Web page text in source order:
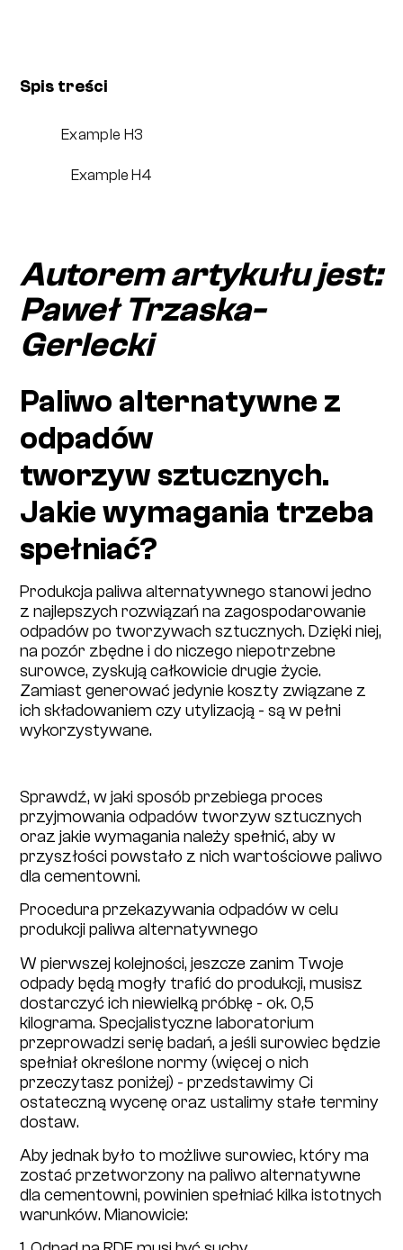
Spis treści
Example H3
Example H4
Autorem artykułu jest:
Paweł Trzaska-
Gerlecki
Paliwo alternatywne z
odpadów
tworzyw sztucznych.
Jakie wymagania trzeba
spełniać?
Produkcja paliwa alternatywnego stanowi jedno
z najlepszych rozwiązań na zagospodarowanie
odpadów po tworzywach sztucznych. Dzięki niej,
na pozór zbędne i do niczego niepotrzebne
surowce, zyskują całkowicie drugie życie.
Zamiast generować jedynie koszty związane z
ich składowaniem czy utylizacją - są w pełni
wykorzystywane.
Sprawdź, w jaki sposób przebiega proces
przyjmowania odpadów tworzyw sztucznych
oraz jakie wymagania należy spełnić, aby w
przyszłości powstało z nich wartościowe paliwo
dla cementowni.
Procedura przekazywania odpadów w celu
produkcji paliwa alternatywnego
W pierwszej kolejności, jeszcze zanim Twoje
odpady będą mogły trafić do produkcji, musisz
dostarczyć ich niewielką próbkę - ok. 0,5
kilograma. Specjalistyczne laboratorium
przeprowadzi serię badań, a jeśli surowiec będzie
spełniał określone normy (więcej o nich
przeczytasz poniżej) - przedstawimy Ci
ostateczną wycenę oraz ustalimy stałe terminy
dostaw.
Aby jednak było to możliwe surowiec, który ma
zostać przetworzony na paliwo alternatywne
dla cementowni, powinien spełniać kilka istotnych
warunków. Mianowicie: